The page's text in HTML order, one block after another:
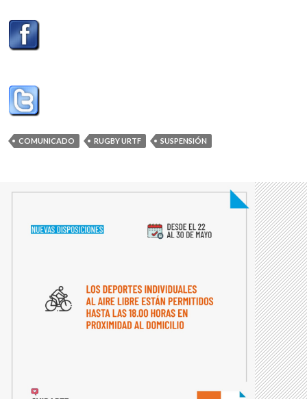
COMUNICADO RUGBY URTF SUSPENSIÓN